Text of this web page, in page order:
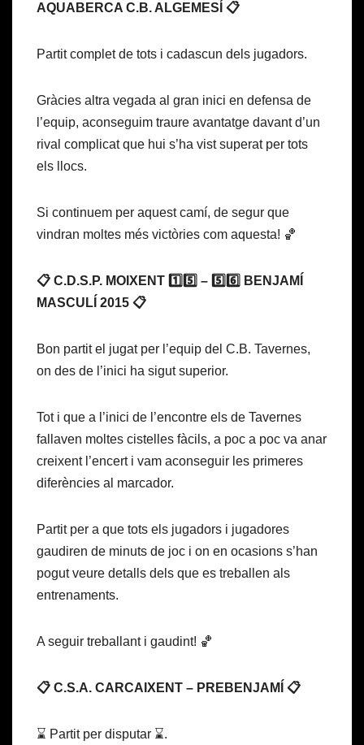
AQUABERCA C.B. ALGEMESÍ 📋
Partit complet de tots i cadascun dels jugadors.
Gràcies altra vegada al gran inici en defensa de
l’equip, aconseguim traure avantatge davant d’un
rival complicat que hui s’ha vist superat per tots
els llocs.
Si continuem per aquest camí, de segur que
vindran moltes més victòries com aquesta! 🏀
📋 C.D.S.P. MOIXENT 1️⃣5️⃣ – 5️⃣6️⃣ BENJAMÍ
MASCULÍ 2015 📋
Bon partit el jugat per l’equip del C.B. Tavernes,
on des de l’inici ha sigut superior.
Tot i que a l’inici de l’encontre els de Tavernes
fallaven moltes cistelles fàcils, a poc a poc va anar
creixent l’encert i vam aconseguir les primeres
diferències al marcador.
Partit per a que tots els jugadors i jugadores
gaudiren de minuts de joc i on en ocasions s’han
pogut veure detalls dels que es treballen als
entrenaments.
A seguir treballant i gaudint! 🏀
📋 C.S.A. CARCAIXENT – PREBENJAMÍ 📋
⌛ Partit per disputar ⌛.